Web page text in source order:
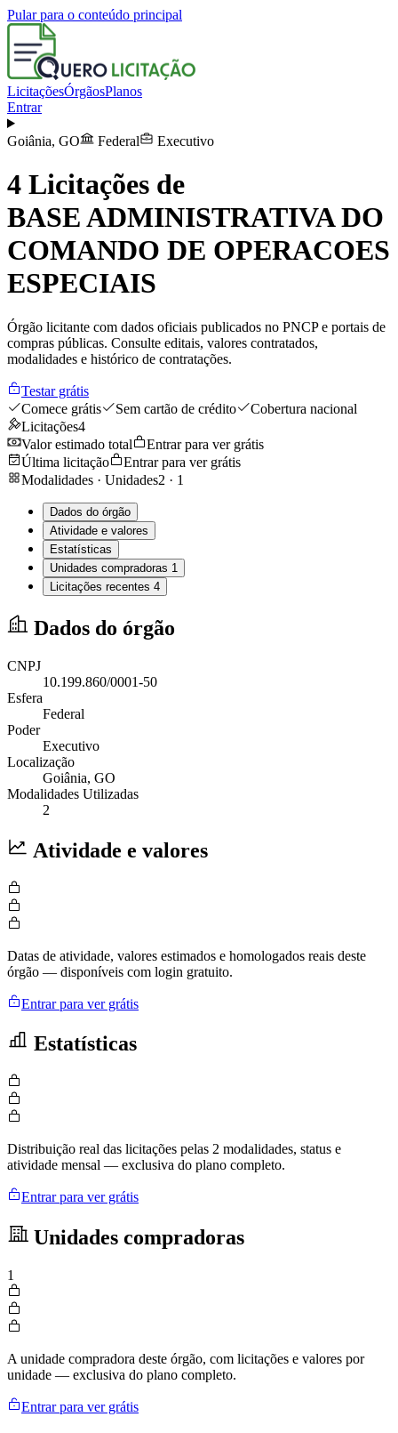
Pular para o conteúdo principal
LicitaçõesÓrgãosPlanos
Entrar
Goiânia, GO Federal Executivo
4 Licitações de
BASE ADMINISTRATIVA DO
COMANDO DE OPERACOES
ESPECIAIS
Órgão licitante com dados oficiais publicados no PNCP e portais de
compras públicas. Consulte editais, valores contratados,
modalidades e histórico de contratações.
Testar grátis
Comece grátis
Sem cartão de crédito
Cobertura nacional
Licitações4
Valor estimado total
Entrar para ver grátis
Última licitação
Entrar para ver grátis
Modalidades · Unidades2 · 1
Dados do órgão
Atividade e valores
Estatísticas
Unidades compradoras 1
Licitações recentes 4
Dados do órgão
CNPJ
10.199.860/0001-50
Esfera
Federal
Poder
Executivo
Localização
Goiânia, GO
Modalidades Utilizadas
2
Atividade e valores
Datas de atividade, valores estimados e homologados reais deste
órgão — disponíveis com login gratuito.
Entrar para ver grátis
Estatísticas
Distribuição real das licitações pelas 2 modalidades, status e
atividade mensal — exclusiva do plano completo.
Entrar para ver grátis
Unidades compradoras
1
A unidade compradora deste órgão, com licitações e valores por
unidade — exclusiva do plano completo.
Entrar para ver grátis